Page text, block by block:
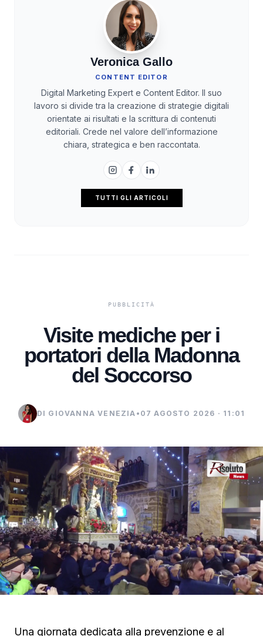
Veronica Gallo
CONTENT EDITOR
Digital Marketing Expert e Content Editor. Il suo
lavoro si divide tra la creazione di strategie digitali
orientate ai risultati e la scrittura di contenuti
editoriali. Crede nel valore dell’informazione
chiara, strategica e ben raccontata.
TUTTI GLI ARTICOLI
Visite mediche per i
portatori della Madonna
del Soccorso
DI GIOVANNA VENEZIA • 07 AGOSTO 2026 · 11:01
Una giornata dedicata alla prevenzione e al